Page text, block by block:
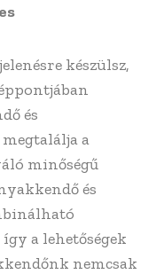
készülsz,
és
a
minőségű
és
a lehetőségek
nemcsak